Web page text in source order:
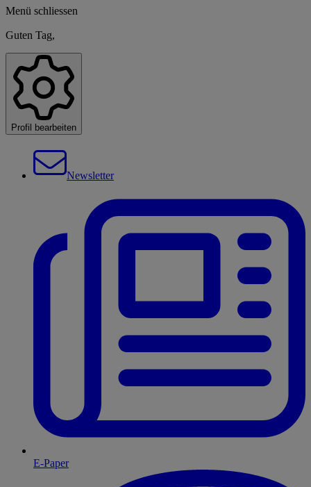
Menü schliessen
Guten Tag,
Profil bearbeiten
Newsletter
E-Paper